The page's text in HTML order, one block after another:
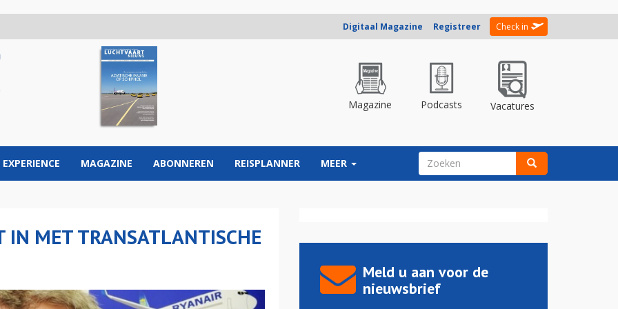
Digitaal Magazine Registreer Check in
Magazine Podcasts Vacatures
EXPERIENCE MAGAZINE ABONNEREN REISPLANNER MEER ZOEKVELD
IN MET TRANSATLANTISCHE
Meld u aan voor de
nieuwsbrief